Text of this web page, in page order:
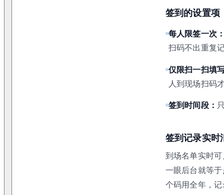
签到的设置项
每人限签一次
扫码不出重复
仅限扫一扫填
人到现场扫码
签到时间段：
签到记录实时
到场名单实时
一眼后台就等
个码用全年，